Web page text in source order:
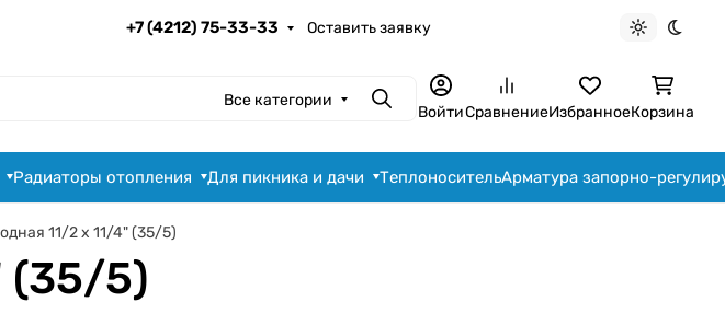
+7 (4212) 75-33-33 Оставить заявку
Светлая
Все категории ПоискВойтиСравнениеИзбранноеКорзина
Радиаторы отопления Для пикника и дачи ТеплоносительАрматура запорно-
11/2 х 11/4" (35/5)
(35/5)